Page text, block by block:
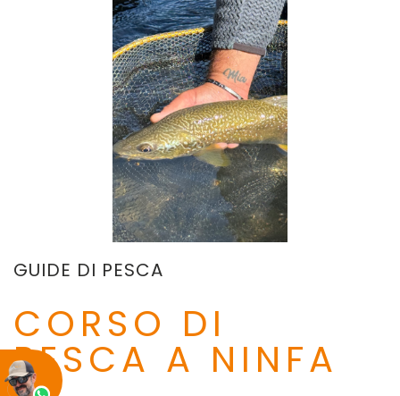
GUIDE DI PESCA
CORSO DI
PESCA A NINFA